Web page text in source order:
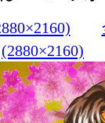
(2880×2160)